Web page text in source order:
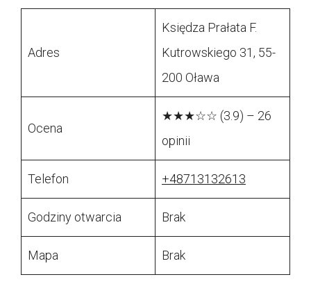
Adres
Księdza Prałata F.
Kutrowskiego 31, 55-
200 Oława
Ocena
★★★☆☆ (3.9) – 26
opinii
Telefon +48713132613
Godziny otwarcia Brak
Mapa Brak